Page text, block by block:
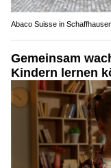
Abaco Suisse in
Gemeinsam
Kindern lernen